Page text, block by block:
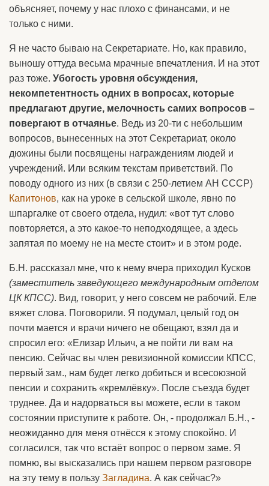
объясняет, почему у нас плохо с финансами, и не
только с ними.
Я не часто бываю на Секретариате. Но, как правило,
выношу оттуда весьма мрачные впечатления. И на этот
раз тоже. Убогость уровня обсуждения,
некомпетентность одних в вопросах, которые
предлагают другие, мелочность самих вопросов –
повергают в отчаянье. Ведь из 20-ти с небольшим
вопросов, вынесенных на этот Секретариат, около
дюжины были посвящены награждениям людей и
учреждений. Или всяким текстам приветствий. По
поводу одного из них (в связи с 250-летием АН СССР)
Капитонов, как на уроке в сельской школе, явно по
шпаргалке от своего отдела, нудил: «вот тут слово
повторяется, а это какое-то неподходящее, а здесь
запятая по моему не на месте стоит» и в этом роде.
Б.Н. рассказал мне, что к нему вчера приходил Кусков
(заместитель заведующего международным отделом
ЦК КПСС). Вид, говорит, у него совсем не рабочий. Еле
вяжет слова. Поговорили. Я подумал, целый год он
почти мается и врачи ничего не обещают, взял да и
спросил его: «Елизар Ильич, а не пойти ли вам на
пенсию. Сейчас вы член ревизионной комиссии КПСС,
первый зам., нам будет легко добиться и всесоюзной
пенсии и сохранить «кремлёвку». После съезда будет
труднее. Да и надорваться вы можете, если в таком
состоянии приступите к работе. Он, - продолжал Б.Н., -
неожиданно для меня отнёсся к этому спокойно. И
согласился, так что встаёт вопрос о первом заме. Я
помню, вы высказались при нашем первом разговоре
на эту тему в пользу Загладина. А как сейчас?»